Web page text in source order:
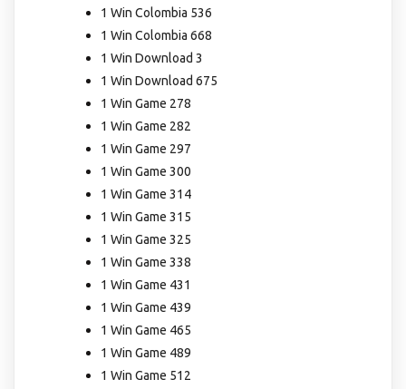
1 Win Colombia 536
1 Win Colombia 668
1 Win Download 3
1 Win Download 675
1 Win Game 278
1 Win Game 282
1 Win Game 297
1 Win Game 300
1 Win Game 314
1 Win Game 315
1 Win Game 325
1 Win Game 338
1 Win Game 431
1 Win Game 439
1 Win Game 465
1 Win Game 489
1 Win Game 512